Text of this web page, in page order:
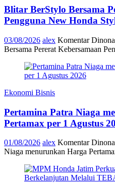
Blitar BerStylo Bersama
Pengguna New Honda
03/08/2026 alex Komentar
Bersama Pererat Kebersamaan
Ekonomi Bisnis
Pertamina Patra Niaga
Pertamax per 1 Agustus
01/08/2026 alex Komentar
Niaga menurunkan Harga